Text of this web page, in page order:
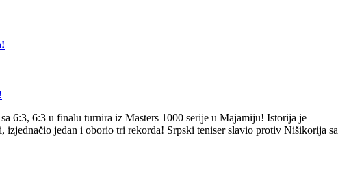
6:3, 6:3 u finalu turnira iz Masters 1000 serije u Majamiju! Istorija je
jedan i oborio tri rekorda! Srpski teniser slavio protiv Nišikorija sa